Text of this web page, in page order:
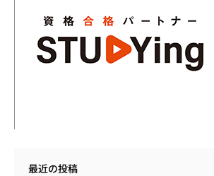
最近の投稿